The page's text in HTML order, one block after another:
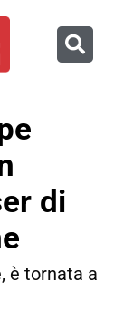
di
è tornata a